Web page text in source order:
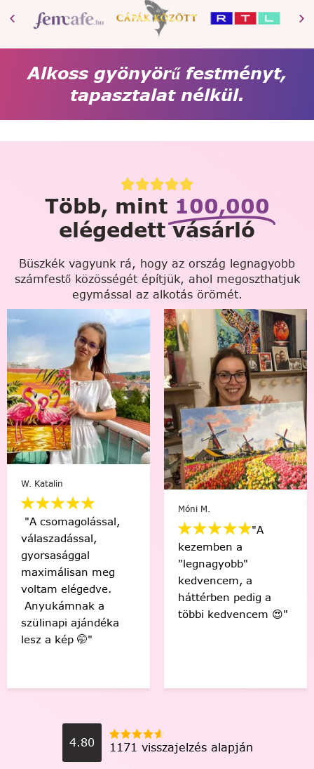
Alkoss gyönyörű festményt,
tapasztalat nélkül.
Több, mint 100,000
elégedett vásárló
Büszkék vagyunk rá, hogy az ország legnagyobb
számfestő közösségét építjük, ahol megoszthatjuk
egymással az alkotás örömét.
Katalin
csomagolással,
meg
elégedve.
a
ajándéka
a kép 🤭"
Móni M.
"A
kezemben a
"legnagyobb"
kedvencem, a
háttérben pedig a
többi kedvencem 😍"
4.80 1171 visszajelzés alapján